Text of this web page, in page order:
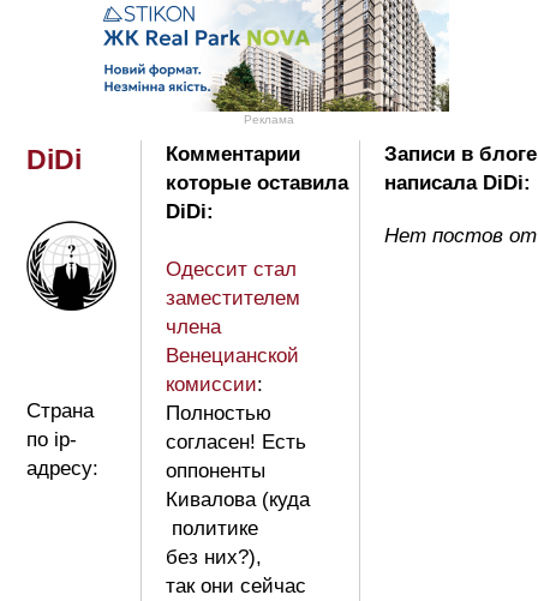
Реклама
DiDi
Страна
по ip-
адресу:
Комментарии
которые оставила
DiDi:
Одессит стал
заместителем
члена
Венецианской
комиссии:
Полностью
согласен! Есть
оппоненты
Кивалова (куда
политике
без них?),
так они сейчас
Записи в
написала DiDi:
Нет постов от